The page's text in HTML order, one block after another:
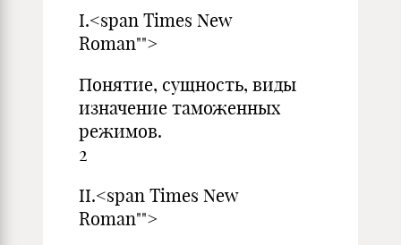
I.<span Times New
Roman"">
Понятие, сущность, виды
изначение таможенных
режимов.
2
II.<span Times New
Roman"">